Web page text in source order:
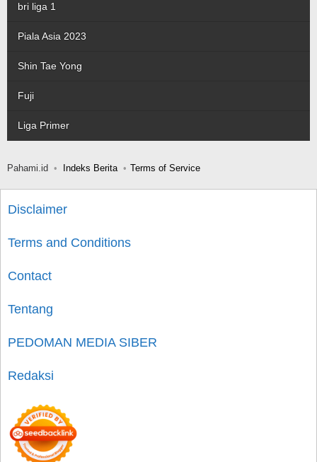
bri liga 1
Piala Asia 2023
Shin Tae Yong
Fuji
Liga Primer
Pahami.id Indeks Berita Terms of Service
Disclaimer
Terms and Conditions
Contact
Tentang
PEDOMAN MEDIA SIBER
Redaksi